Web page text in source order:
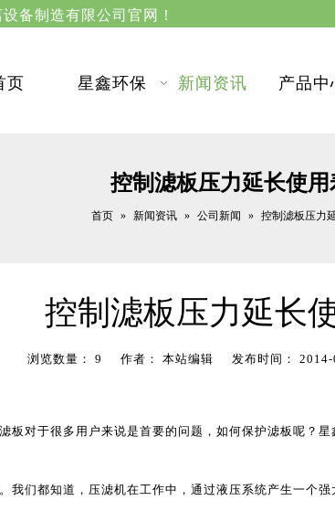
江苏星鑫分离设备制造有限公
页 星鑫环保 新闻资讯 产品中
控制滤板压力延长使用
首页 » 新闻资讯 » 公司新闻 » 控制滤板压力
控制滤板压力延长
浏览数量： 9 作者： 本站编辑 发布时间：
对于很多用户来说是首要的问题，如何保护滤板呢？星
我们都知道，压滤机在工作中，通过液压系统产生一个